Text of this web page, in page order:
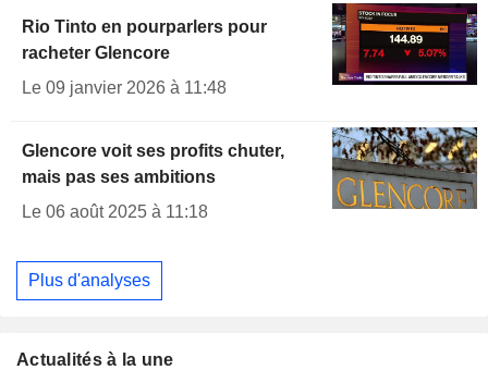
Rio Tinto en pourparlers pour
racheter Glencore
Le 09 janvier 2026 à 11:48
Glencore voit ses profits chuter,
mais pas ses ambitions
Le 06 août 2025 à 11:18
Plus d'analyses
Actualités à la une